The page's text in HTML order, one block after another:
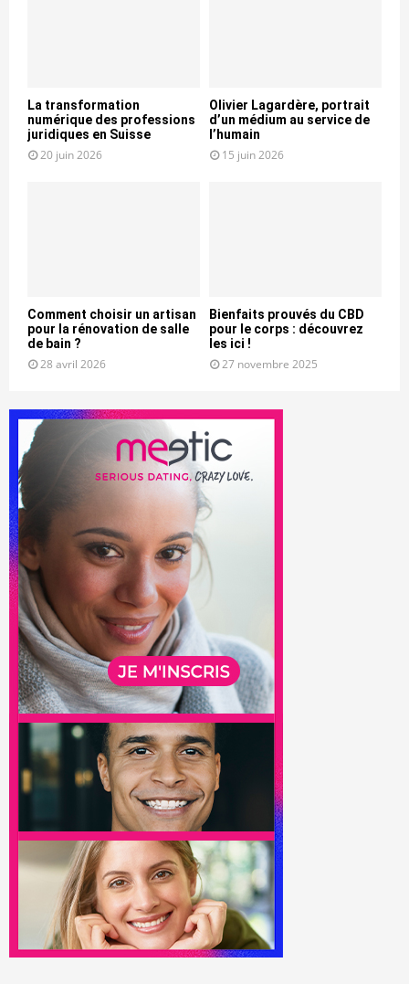
La transformation
numérique des professions
juridiques en Suisse
20 juin 2026
Olivier Lagardère, portrait
d’un médium au service de
l’humain
15 juin 2026
Comment choisir un artisan
pour la rénovation de salle
de bain ?
28 avril 2026
Bienfaits prouvés du CBD
pour le corps : découvrez
les ici !
27 novembre 2025